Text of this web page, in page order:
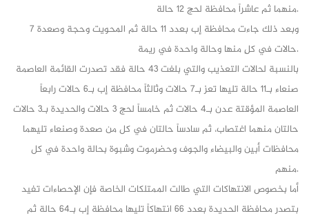
منهما ثم عاشراً محافظة لحج 12 حالة.
وبعد ذلك جاءت محافظة إب بعدد 11 حالة ثم المحويت وحجة وصعدة 7
حالات في كلٍ منها وحالة واحدة في ريمة.
بالنسبة لحالات التعذيب والتي بلغت 43 حالة فقد تصدرت القائمة العاصمة
صنعاء بـ11 حالة تليها تعز بـ7 حالات وثالثاً محافظة إب بـ6 حالات رابعاً
العاصمة المؤقتة عدن بـ4 حالات ثم خامساً لحج 3 حالات والحديدة بـ3 حالات
حالتان منهما اغتصاب، ثم سادساً حالتان في كل من صعدة وصنعاء تليهما
محافظات أبين والبيضاء والجوف وحضرموت وشبوة بحالة واحدة في كل
منهم.
أما بخصوص الانتهاكات التي طالت الممتلكات الخاصة فإن الإحصاءات تفيد
بتصدر محافظة الحديدة بعدد 66 انتهاكاً تليها محافظة إب بـ64 حالة ثم